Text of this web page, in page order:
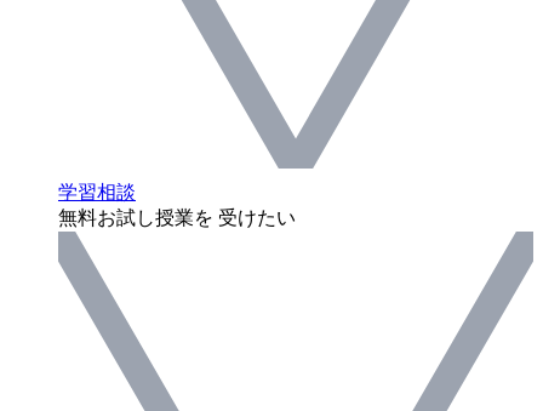
学習相談
無料お試し授業を 受けたい